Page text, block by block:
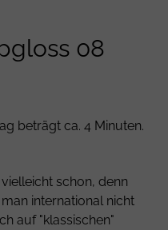
08
beträgt ca. 4 Minuten.
schon, denn
international nicht
auf "klassischen"